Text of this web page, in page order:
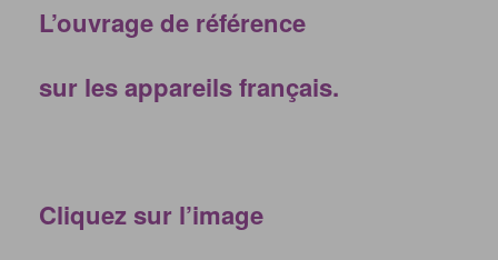
L’ouvrage de référence
sur les appareils français.
Cliquez sur l’image